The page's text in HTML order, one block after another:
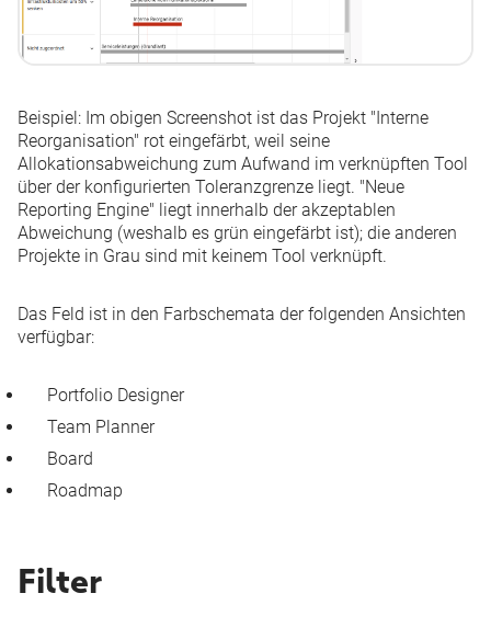
Beispiel: Im obigen Screenshot ist das Projekt "Interne
Reorganisation" rot eingefärbt, weil seine
Allokationsabweichung zum Aufwand im verknüpften Tool
über der konfigurierten Toleranzgrenze liegt. "Neue
Reporting Engine" liegt innerhalb der akzeptablen
Abweichung (weshalb es grün eingefärbt ist); die anderen
Projekte in Grau sind mit keinem Tool verknüpft.
Das Feld ist in den Farbschemata der folgenden Ansichten
verfügbar:
Portfolio Designer
Team Planner
Board
Roadmap
Filter